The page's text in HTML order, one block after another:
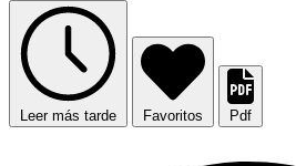
Leer más tarde Favoritos Pdf